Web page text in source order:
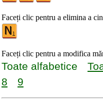
Faceți clic pentru a elimina a
Faceți clic pentru a modifica
Toate alfabetice
8
9